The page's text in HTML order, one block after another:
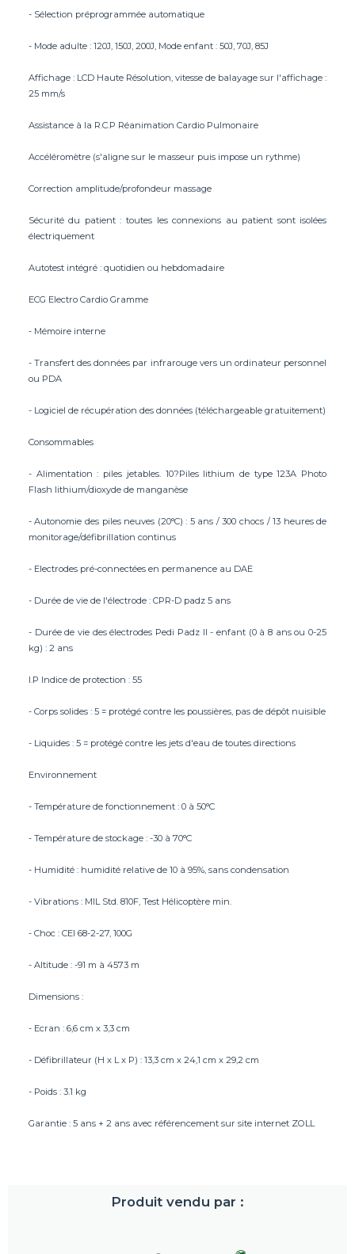
- Sélection préprogrammée automatique
- Mode adulte : 120J, 150J, 200J, Mode enfant : 50J, 70J, 85J
Affichage : LCD Haute Résolution, vitesse de balayage sur l'affichage :
25 mm/s
Assistance à la R.C.P Réanimation Cardio Pulmonaire
Accéléromètre (s'aligne sur le masseur puis impose un rythme)
Correction amplitude/profondeur massage
Sécurité du patient : toutes les connexions au patient sont isolées
électriquement
Autotest intégré : quotidien ou hebdomadaire
ECG Electro Cardio Gramme
- Mémoire interne
- Transfert des données par infrarouge vers un ordinateur personnel
ou PDA
- Logiciel de récupération des données (téléchargeable gratuitement)
Consommables
- Alimentation : piles jetables. 10?Piles lithium de type 123A Photo
Flash lithium/dioxyde de manganèse
- Autonomie des piles neuves (20°C) : 5 ans / 300 chocs / 13 heures de
monitorage/défibrillation continus
- Electrodes pré-connectées en permanence au DAE
- Durée de vie de l'électrode : CPR-D padz 5 ans
- Durée de vie des électrodes Pedi Padz II - enfant (0 à 8 ans ou 0-25
kg) : 2 ans
I.P Indice de protection : 55
- Corps solides : 5 = protégé contre les poussières, pas de dépôt nuisible
- Liquides : 5 = protégé contre les jets d'eau de toutes directions
Environnement
- Température de fonctionnement : 0 à 50°C
- Température de stockage : -30 à 70°C
- Humidité : humidité relative de 10 à 95%, sans condensation
- Vibrations : MIL Std. 810F, Test Hélicoptère min.
- Choc : CEI 68-2-27, 100G
- Altitude : -91 m à 4573 m
Dimensions :
- Ecran : 6,6 cm x 3,3 cm
- Défibrillateur (H x L x P) : 13,3 cm x 24,1 cm x 29,2 cm
- Poids : 3.1 kg
Garantie : 5 ans + 2 ans avec référencement sur site internet ZOLL
Produit vendu par :